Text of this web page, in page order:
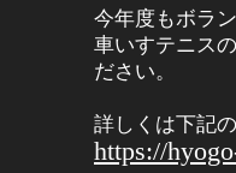
今年度もボラ
車いすテニス
ださい。
詳しくは下記
https://